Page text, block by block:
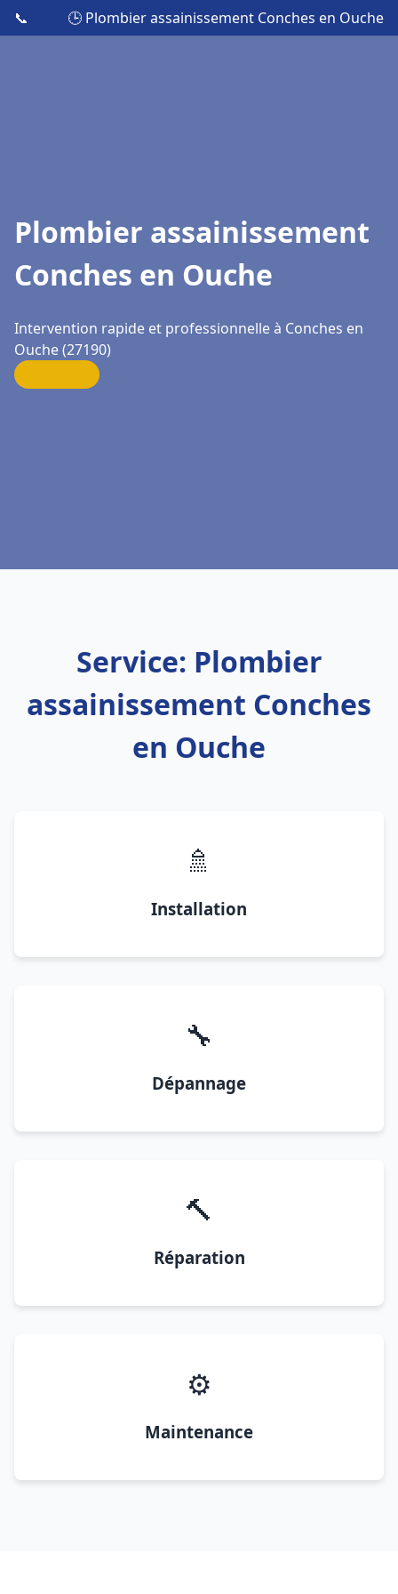
📞 🕒 Plombier assainissement Conches en Ouche
Plombier assainissement
Conches en Ouche
Intervention rapide et professionnelle à Conches en
Ouche (27190)
Service: Plombier
assainissement Conches
en Ouche
🚿
Installation
🔧
Dépannage
🔨
Réparation
⚙️
Maintenance